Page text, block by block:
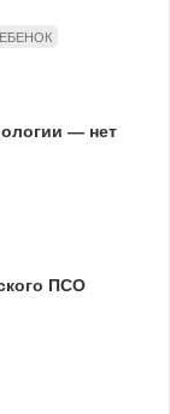
— нет
ПСО